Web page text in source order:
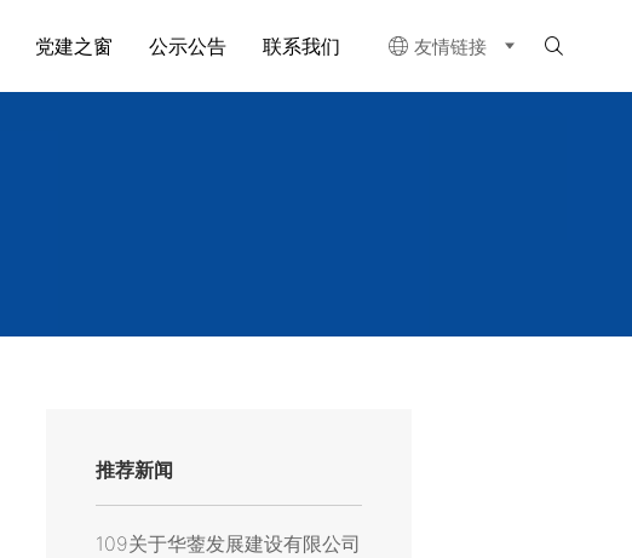
党建之窗 公示公告 联系我们  友情链接 
推荐新闻
109关于华蓥发展建设有限公司